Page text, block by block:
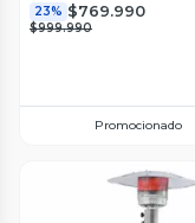
23% $769.990
$999.990
Promocionado